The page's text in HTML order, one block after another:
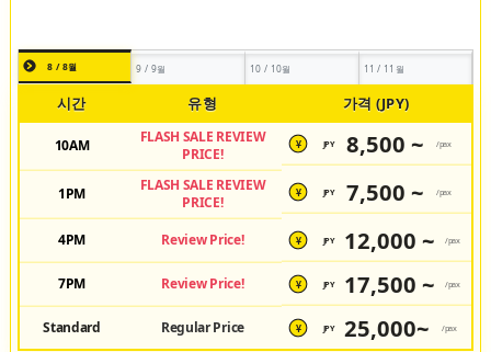
8 / 8월 9 / 9월 10 / 10월 11 / 11월
시간 유형 가격 (JPY)
10AM
FLASH SALE REVIEW
PRICE!
¥ JPY 8,500 ~ /pax
1PM
FLASH SALE REVIEW
PRICE!
¥ JPY 7,500 ~ /pax
4PM Review Price! ¥ JPY 12,000 ~ /pax
7PM Review Price! ¥ JPY 17,500 ~ /pax
Standard Regular Price ¥ JPY 25,000~ /pax